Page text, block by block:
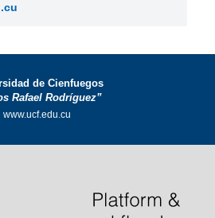
de Cienfuegos
Rafael Rodríguez”
www.ucf.edu.cu